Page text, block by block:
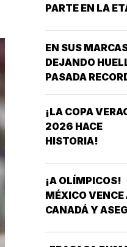
PARTE EN LA
EN SUS
DEJANDO
PASADA
CUATRO AÑOS
FORMA PARTE
DEPORTE
MÉXICO LA
ACUARIO ANA
*ANA ROSA
¡LA COPA
2026 HACE
HISTORIA!
¡A OLÍMPICOS!
MÉXICO VENCE
CANADÁ Y